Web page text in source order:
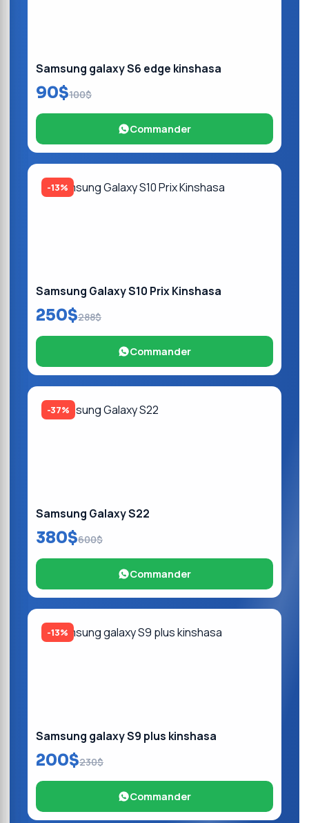
Samsung galaxy S6 edge kinshasa
90$100$
Commander
-13%
Samsung Galaxy S10 Prix Kinshasa
250$288$
Commander
-37%
Samsung Galaxy S22
380$600$
Commander
-13%
Samsung galaxy S9 plus kinshasa
200$230$
Commander